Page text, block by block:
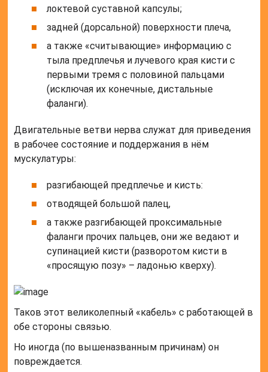
локтевой суставной капсулы;
задней (дорсальной) поверхности плеча,
а также «считывающие» информацию с
тыла предплечья и лучевого края кисти с
первыми тремя с половиной пальцами
(исключая их конечные, дистальные
фаланги).
Двигательные ветви нерва служат для приведения
в рабочее состояние и поддержания в нём
мускулатуры:
разгибающей предплечье и кисть:
отводящей большой палец,
а также разгибающей проксимальные
фаланги прочих пальцев, они же ведают и
супинацией кисти (разворотом кисти в
«просящую позу» – ладонью кверху).
Таков этот великолепный «кабель» с работающей в
обе стороны связью.
Но иногда (по вышеназванным причинам) он
повреждается.